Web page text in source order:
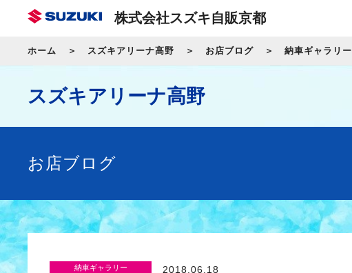
株式会社スズキ自販京都
ホーム スズキアリーナ高野 お店ブログ 納車ギャラリー
スズキアリーナ高野
お店ブログ
納車ギャラリー 2018.06.18